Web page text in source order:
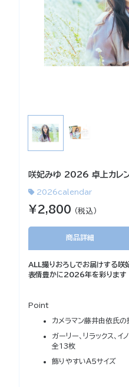
咲妃みゆ 2026 卓上カレ
2026calendar
¥2,800 （税込）
商品詳細
ALL撮りおろしでお届けする咲
表情豊かに2026年を彩ります
Point
カメラマン藤井由依氏の
ガーリー、リラックス、
全13枚
飾りやすいＡ５サイズ